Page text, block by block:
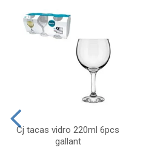
Cj tacas vidro 220ml 6pcs
gallant